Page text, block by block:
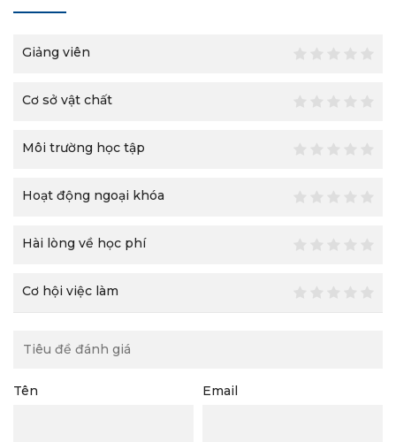
Giảng viên
Cơ sở vật chất
Môi trường học tập
Hoạt động ngoại khóa
Hài lòng về học phí
Cơ hội việc làm
Tên Email